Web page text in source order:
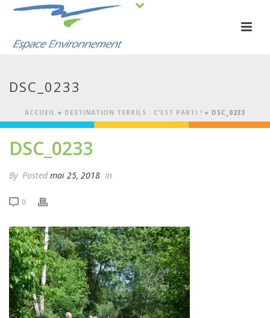
DSC_0233
ACCUEIL » DESTINATION TERRILS : C’EST PARTI ! » DSC_0233
DSC_0233
By Posted mai 25, 2018 In
0